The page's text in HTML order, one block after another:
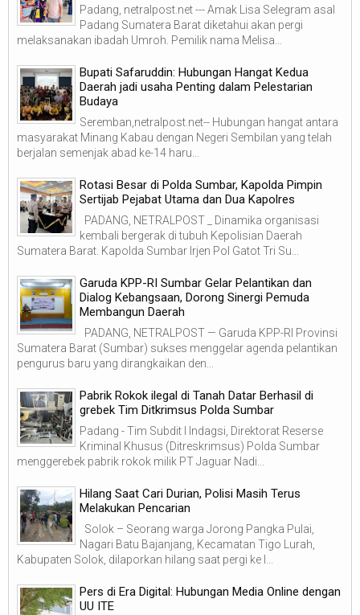
Padang, netralpost.net --- Amak Lisa Selegram asal
Padang Sumatera Barat diketahui akan pergi
melaksanakan ibadah Umroh. Pemilik nama Melisa...
Bupati Safaruddin: Hubungan Hangat Kedua
Daerah jadi usaha Penting dalam Pelestarian
Budaya
Seremban,netralpost.net-- Hubungan hangat antara
masyarakat Minang Kabau dengan Negeri Sembilan yang telah
berjalan semenjak abad ke-14 haru...
Rotasi Besar di Polda Sumbar, Kapolda Pimpin
Sertijab Pejabat Utama dan Dua Kapolres
PADANG, NETRALPOST _ Dinamika organisasi
kembali bergerak di tubuh Kepolisian Daerah
Sumatera Barat. Kapolda Sumbar Irjen Pol Gatot Tri Su...
Garuda KPP-RI Sumbar Gelar Pelantikan dan
Dialog Kebangsaan, Dorong Sinergi Pemuda
Membangun Daerah
PADANG, NETRALPOST — Garuda KPP-RI Provinsi
Sumatera Barat (Sumbar) sukses menggelar agenda pelantikan
pengurus baru yang dirangkaikan den...
Pabrik Rokok ilegal di Tanah Datar Berhasil di
grebek Tim Ditkrimsus Polda Sumbar
Padang - Tim Subdit I Indagsi, Direktorat Reserse
Kriminal Khusus (Ditreskrimsus) Polda Sumbar
menggerebek pabrik rokok milik PT Jaguar Nadi...
Hilang Saat Cari Durian, Polisi Masih Terus
Melakukan Pencarian
Solok – Seorang warga Jorong Pangka Pulai,
Nagari Batu Bajanjang, Kecamatan Tigo Lurah,
Kabupaten Solok, dilaporkan hilang saat pergi ke l...
Pers di Era Digital: Hubungan Media Online dengan
UU ITE